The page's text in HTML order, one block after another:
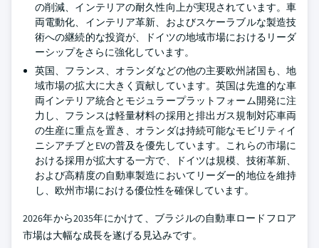
の削減、インテリアの耐久性向上が実現されています。車
両電動化、インテリア革新、およびスケーラブルな製造技
術への継続的な投資が、ドイツの地域市場におけるリーダ
ーシップをさらに強化しています。
英国、フランス、オランダなどの他の主要欧州諸国も、地
域市場の拡大に大きく貢献しています。英国は先進的な車
両インテリア統合とモジュラープラットフォーム開発に注
力し、フランスは軽量材料の採用と排出ガス規制対応車両
の生産に重点を置き、オランダは持続可能なモビリティイ
ニシアチブとEVの普及を優先しています。これらの市場に
おける採用が拡大する一方で、ドイツは規模、技術革新、
および高精度の自動車製造においてリーダー的地位を維持
し、欧州市場における優位性を確保しています。
2026年から2035年にかけて、ブラジルの自動車ロードフロア
市場は大幅な成長を遂げる見込みです。